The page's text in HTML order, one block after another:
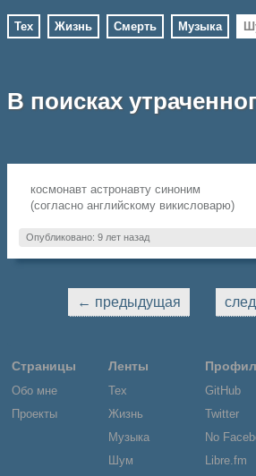
Тех Жизнь Смерть Музыка
В поисках
космонавт астронавту синоним
(согласно английскому викисловарю)
Опубликовано: 9 лет назад
← предыдущая
Страницы
Обо мне
Проекты
Ленты
Тех
Жизнь
Музыка
Шум
GitHub
Twitter
No
Libre.fm